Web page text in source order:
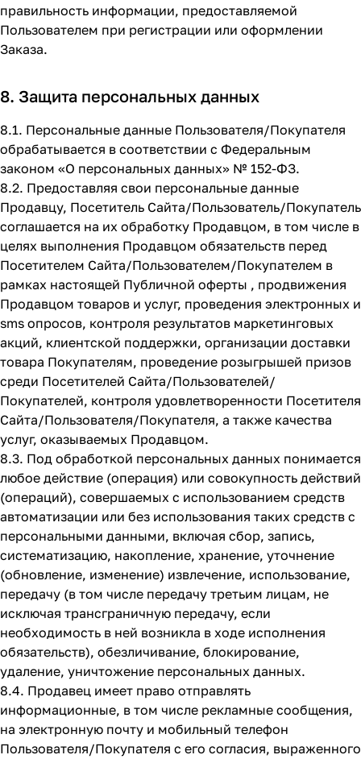
правильность информации, предоставляемой
Пользователем при регистрации или оформлении
Заказа.
8. Защита персональных данных
8.1. Персональные данные Пользователя/Покупателя
обрабатывается в соответствии с Федеральным
законом «О персональных данных» № 152-ФЗ.
8.2. Предоставляя свои персональные данные
Продавцу, Посетитель Сайта/Пользователь/Покупатель
соглашается на их обработку Продавцом, в том числе в
целях выполнения Продавцом обязательств перед
Посетителем Сайта/Пользователем/Покупателем в
рамках настоящей Публичной оферты , продвижения
Продавцом товаров и услуг, проведения электронных и
sms опросов, контроля результатов маркетинговых
акций, клиентской поддержки, организации доставки
товара Покупателям, проведение розыгрышей призов
среди Посетителей Сайта/Пользователей/
Покупателей, контроля удовлетворенности Посетителя
Сайта/Пользователя/Покупателя, а также качества
услуг, оказываемых Продавцом.
8.3. Под обработкой персональных данных понимается
любое действие (операция) или совокупность действий
(операций), совершаемых с использованием средств
автоматизации или без использования таких средств с
персональными данными, включая сбор, запись,
систематизацию, накопление, хранение, уточнение
(обновление, изменение) извлечение, использование,
передачу (в том числе передачу третьим лицам, не
исключая трансграничную передачу, если
необходимость в ней возникла в ходе исполнения
обязательств), обезличивание, блокирование,
удаление, уничтожение персональных данных.
8.4. Продавец имеет право отправлять
информационные, в том числе рекламные сообщения,
на электронную почту и мобильный телефон
Пользователя/Покупателя с его согласия, выраженного